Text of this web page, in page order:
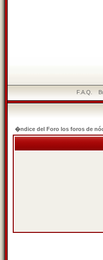
F.A.Q.
�ndice del Foro los foros de